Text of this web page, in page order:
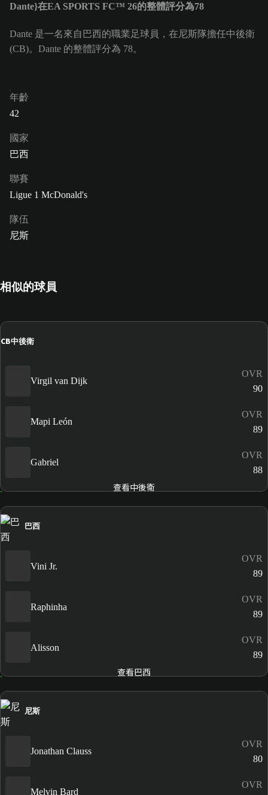
Dante}在EA SPORTS FC™ 26的整體評分為78
Dante 是一名來自巴西的職業足球員，在尼斯隊擔任中後衛
(CB)。Dante 的整體評分為 78。
年齡
42
國家
巴西
聯賽
Ligue 1 McDonald's
隊伍
尼斯
相似的球員
CB中後衛
Virgil van Dijk
OVR
90
Mapi León
OVR
89
Gabriel
OVR
88
查看中後衛
巴西
Vini Jr.
OVR
89
Raphinha
OVR
89
Alisson
OVR
89
查看巴西
尼斯
Jonathan Clauss
OVR
80
Melvin Bard
OVR